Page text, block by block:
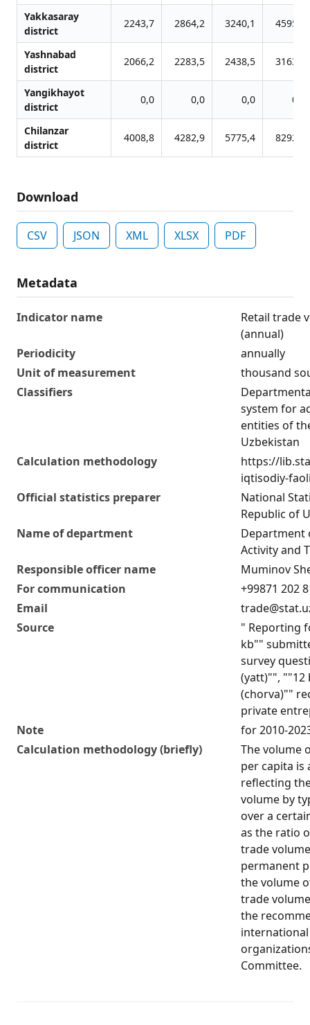
Yakkasaray
district
2243,7 2864,2 3240,1 4595,8
Yashnabad
district
2066,2 2283,5 2438,5 3163,8
Yangikhayot
district
0,0 0,0 0,0 0,0
Chilanzar
district
4008,8 4282,9 5775,4 8292,4
Download
CSV JSON XML XLSX PDF
Metadata
Indicator name
Retail trade
(annual)
Periodicity
annually
Unit of measurement
thousand
Classifiers
system for
entities of
Uzbekistan
Calculation methodology
https://
iqtisodiy-
Official statistics preparer
National
Republic of
Name of department
Department
Activity and
Responsible officer name
Muminov
For communication
+99871 202
Email
Source
" Reporting
kb""
survey
(yatt)"", ""12
(chorva)""
private
Note
for 2010-
Calculation methodology (briefly)
The volume
per capita is
reflecting
volume by
over a
as the ratio
trade
permanent
the volume
trade
the
Committee.